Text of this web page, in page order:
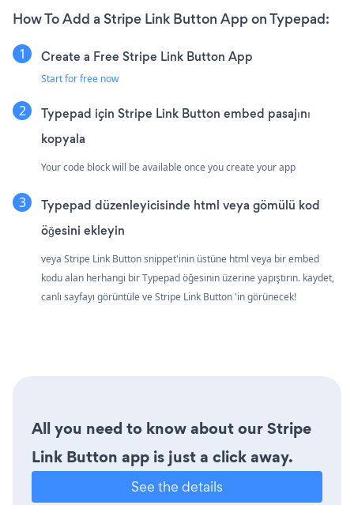
How To Add a Stripe Link Button App on Typepad:
Create a Free Stripe Link Button App
Start for free now
Typepad için Stripe Link Button embed pasajını
kopyala
Your code block will be available once you create your app
Typepad düzenleyicisinde html veya gömülü kod
öğesini ekleyin
veya Stripe Link Button snippet'inin üstüne html veya bir embed
kodu alan herhangi bir Typepad öğesinin üzerine yapıştırın. kaydet,
canlı sayfayı görüntüle ve Stripe Link Button 'in görünecek!
All you need to know about our Stripe
Link Button app is just a click away.
See the details